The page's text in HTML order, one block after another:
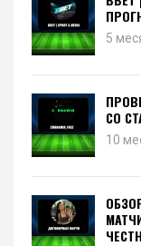
5
СО
10